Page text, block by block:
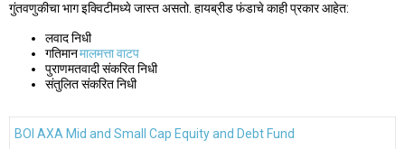
गुंतवणुकीचा भाग इक्विटीमध्ये जास्त असतो. हायब्रीड फंडाचे काही प्रकार आहेत:
लवाद निधी
गतिमानमालमत्ता वाटप
पुराणमतवादी संकरित निधी
संतुलित संकरित निधी
BOI AXA Mid and Small Cap Equity and Debt Fund